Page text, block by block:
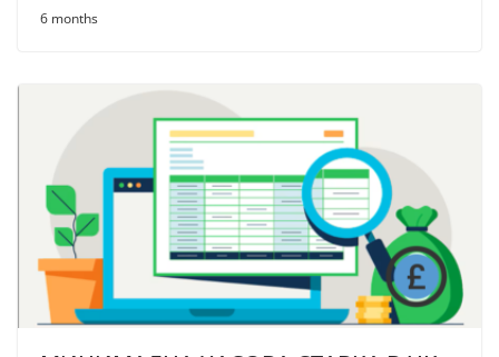
6 months